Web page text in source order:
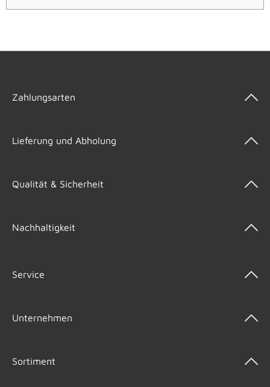
Zahlungsarten
Lieferung und Abholung
Qualität & Sicherheit
Nachhaltigkeit
Service
Unternehmen
Sortiment